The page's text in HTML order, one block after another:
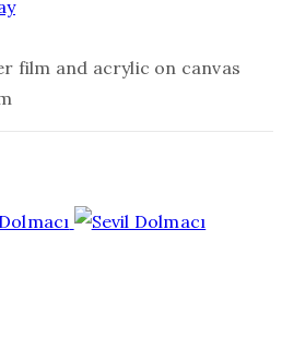
film and acrylic on canvas